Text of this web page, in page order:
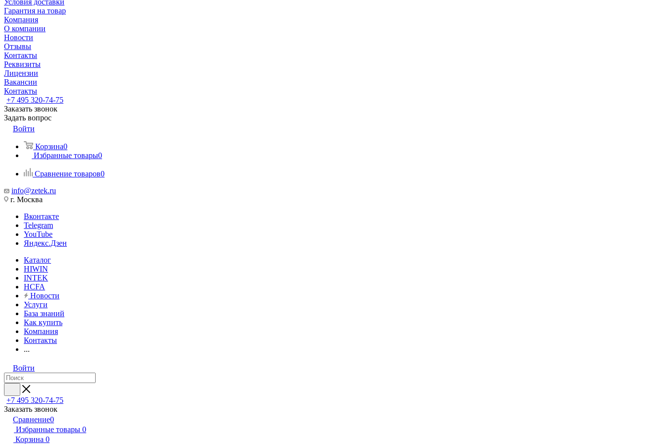
Условия доставки
Гарантия на товар
Компания
О компании
Новости
Отзывы
Контакты
Реквизиты
Лицензии
Вакансии
Контакты
+7 495 320-74-75
Заказать звонок
Задать вопрос
Войти
Корзина0
Избранные товары0
Сравнение товаров0
info@zetek.ru
г. Москва
Вконтакте
Telegram
YouTube
Яндекс.Дзен
Каталог
HIWIN
INTEK
HCFA
Новости
Услуги
База знаний
Как купить
Компания
Контакты
...
Войти
+7 495 320-74-75
Заказать звонок
Сравнение0
Избранные товары 0
Корзина 0